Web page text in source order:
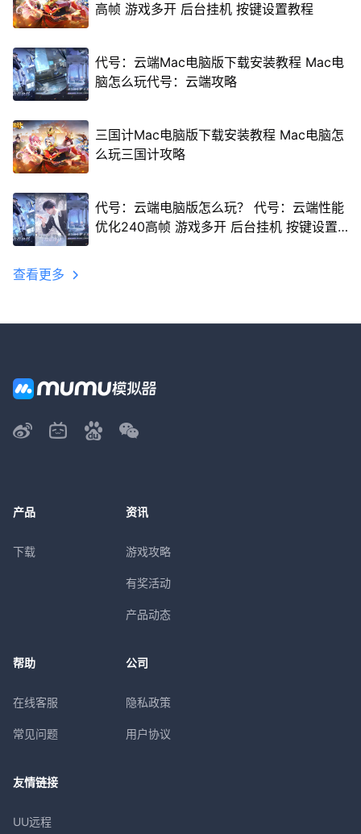
高帧 游戏多开 后台挂机 按键设置教程
代号：云端Mac电脑版下载安装教程 Mac电
脑怎么玩代号：云端攻略
三国计Mac电脑版下载安装教程 Mac电脑怎
么玩三国计攻略
代号：云端电脑版怎么玩？ 代号：云端性能
优化240高帧 游戏多开 后台挂机 按键设置
查看更多
产品
下载
资讯
游戏攻略
有奖活动
产品动态
帮助
在线客服
常见问题
公司
隐私政策
用户协议
友情链接
UU远程